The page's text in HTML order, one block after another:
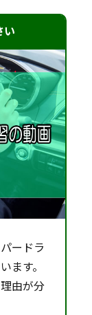
い
ードラ
ます。
由が分